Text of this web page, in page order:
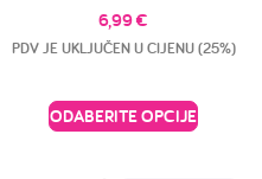
6,99€
PDV JE UKLJUČEN U CIJENU (25%)
ODABERITE OPCIJE